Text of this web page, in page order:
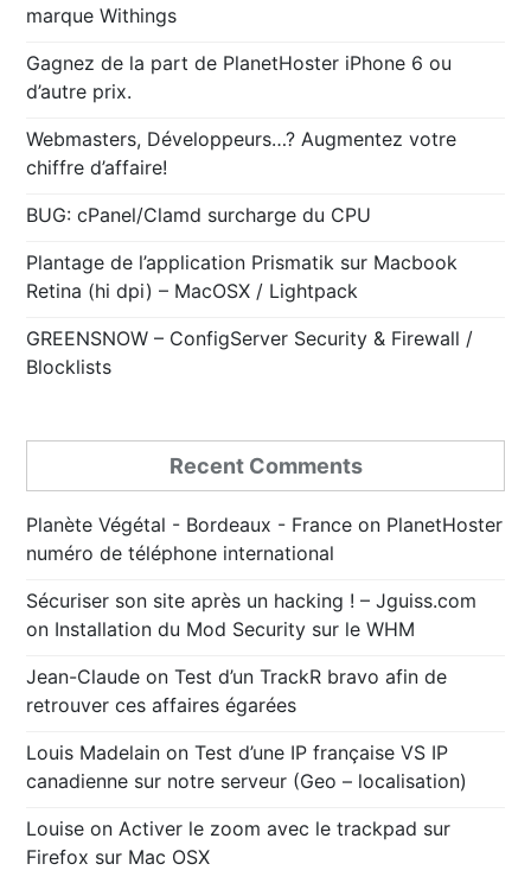
marque Withings
Gagnez de la part de PlanetHoster iPhone 6 ou
d’autre prix.
Webmasters, Développeurs…? Augmentez votre
chiffre d’affaire!
BUG: cPanel/Clamd surcharge du CPU
Plantage de l’application Prismatik sur Macbook
Retina (hi dpi) – MacOSX / Lightpack
GREENSNOW – ConfigServer Security & Firewall /
Blocklists
Recent Comments
Planète Végétal - Bordeaux - France on PlanetHoster
numéro de téléphone international
Sécuriser son site après un hacking ! – Jguiss.com
on Installation du Mod Security sur le WHM
Jean-Claude onTest d’un TrackR bravo afin de
retrouver ces affaires égarées
Louis Madelain onTest d’une IP française VS IP
canadienne sur notre serveur (Geo – localisation)
Louise on Activer le zoom avec le trackpad sur
Firefox sur Mac OSX